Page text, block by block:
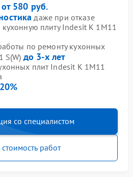
от 580 руб.
даже при отказе
плиту Indesit K 1M11
по ремонту кухонных
S(W) до 3-х лет
плит Indesit K 1M11
20%
со специалистом
стоимость работ